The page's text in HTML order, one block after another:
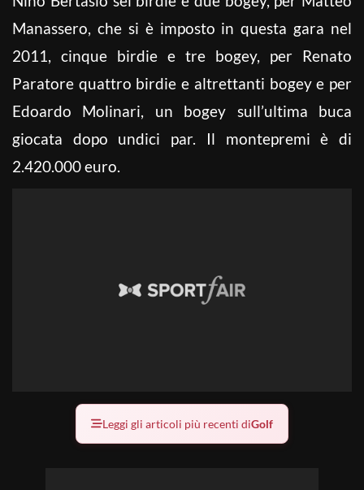
Manassero, che si è imposto in questa gara nel
2011, cinque birdie e tre bogey, per Renato
Paratore quattro birdie e altrettanti bogey e per
Edoardo Molinari, un bogey sull’ultima buca
giocata dopo undici par. Il montepremi è di
2.420.000 euro.
Leggi gli articoli più recenti diGolf